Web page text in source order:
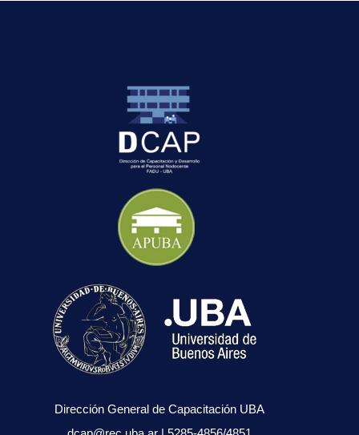
Dirección General de Capacitación UBA